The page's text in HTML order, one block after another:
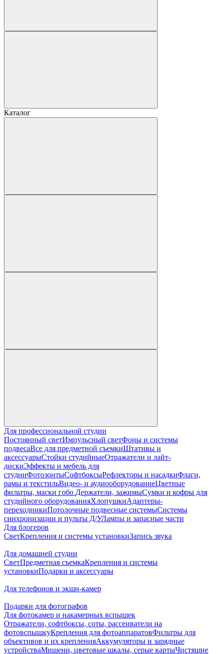
Каталог
Для профессиональной студии
Постоянный светИмпульсный светФоны и системы
подвесаВсе для предметной съемкиШтативы и
аксессуарыСтойки студийныеОтражатели и лайт-
дискиЭффекты и мебель для
студииФотозонтыСофтбоксыРефлекторы и насадкиФлаги,
рамы и текстильВидео- и аудиооборудованиеЦветные
фильтры, маски гобо Держатели, зажимыСумки и кофры для
студийного оборудованияХлопушкиАдаптеры-
переходникиПотолочные подвесные системыСистемы
синхронизации и пульты Д/УЛампы и запасные части
Для блогеров
СветКрепления и системы установкиЗапись звука
Для домашней студии
СветПредметная съемкаКрепления и системы
установкиПодарки и аксессуары
Для телефонов и экшн-камер
Подарки для фотографов
Для фотокамер и накамерных вспышек
Отражатели, софтбоксы, соты, рассеиватели на
фотовспышкуКрепления для фотоаппаратовФильтры для
объективов и их крепленияАккумуляторы и зарядные
устройстваМишени, цветовые шкалы, серые картыЧистящие